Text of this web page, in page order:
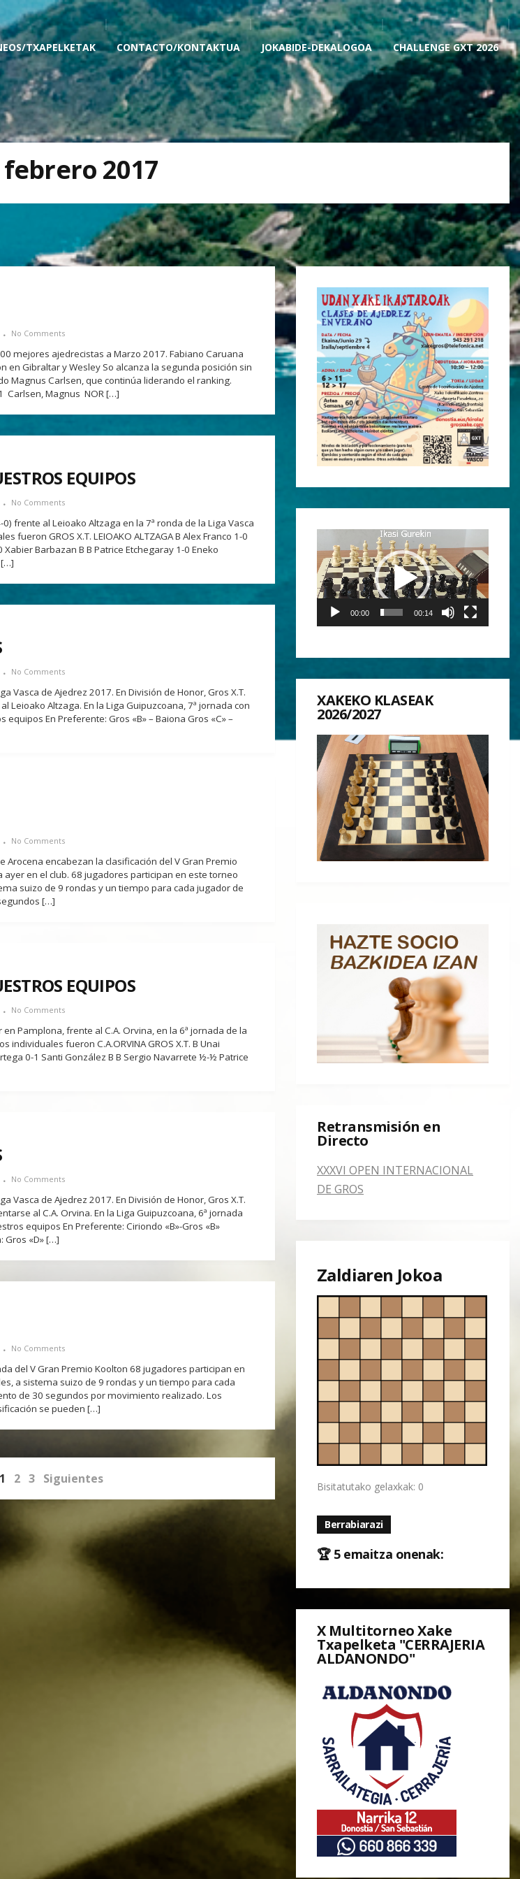
TXAPELKETAK CONTACTO/KONTAKTUA JOKABIDE-DEKALOGOA CHALLENGE GXT 2026
febrero 2017
No Comments
mejores ajedrecistas a Marzo 2017. Fabiano Caruana
en Gibraltar y Wesley So alcanza la segunda posición sin
Magnus Carlsen, que continúa liderando el ranking.
Carlsen, Magnus NOR […]
EQUIPOS
No Comments
frente al Leioako Altzaga en la 7ª ronda de la Liga Vasca
fueron GROS X.T. LEIOAKO ALTZAGA B Alex Franco 1-0
Barbazan B B Patrice Etchegaray 1-0 Eneko
[…]
No Comments
Vasca de Ajedrez 2017. En División de Honor, Gros X.T.
Leioako Altzaga. En la Liga Guipuzcoana, 7ª jornada con
En Preferente: Gros «B» – Baiona Gros «C» –
No Comments
Arocena encabezan la clasificación del V Gran Premio
ayer en el club. 68 jugadores participan en este torneo
suizo de 9 rondas y un tiempo para cada jugador de
[…]
EQUIPOS
No Comments
en Pamplona, frente al C.A. Orvina, en la 6ª jornada de la
individuales fueron C.A.ORVINA GROS X.T. B Unai
0-1 Santi González B B Sergio Navarrete ½-½ Patrice
No Comments
Vasca de Ajedrez 2017. En División de Honor, Gros X.T.
al C.A. Orvina. En la Liga Guipuzcoana, 6ª jornada
equipos En Preferente: Ciriondo «B»-Gros «B»
Gros «D» […]
No Comments
del V Gran Premio Koolton 68 jugadores participan en
a sistema suizo de 9 rondas y un tiempo para cada
de 30 segundos por movimiento realizado. Los
se pueden […]
1 2 3 Siguientes
Reproductor
de
vídeo
00:00 00:14
XAKEKO KLASEAK
2026/2027
Retransmisión en
Directo
XXXVI OPEN INTERNACIONAL
DE GROS
Zaldiaren Jokoa
Bisitatutako gelaxkak: 0
Berrabiarazi
🏆 5 emaitza onenak:
X Multitorneo Xake
Txapelketa "CERRAJERIA
ALDANONDO"